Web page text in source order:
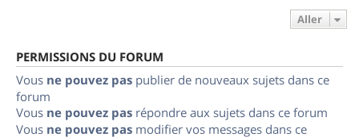
Aller
PERMISSIONS DU FORUM
Vous ne pouvez pas publier de nouveaux sujets dans ce
forum
Vous ne pouvez pas répondre aux sujets dans ce forum
Vous ne pouvez pas modifier vos messages dans ce